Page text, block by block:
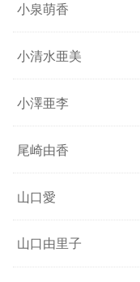
小泉萌香
小清水亜美
小澤亜李
尾崎由香
山口愛
山口由里子